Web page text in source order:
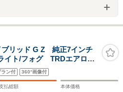
リッド G Z 純正7インチ
イト/フォグ TRDエアロ
ルミホイール
ラン付 360°画像付
払総額 本体価格